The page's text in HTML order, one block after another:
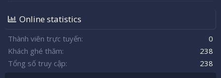
Online statistics
Thành viên trực tuyến
0
Khách ghé thăm
238
Tổng số truy cập
238